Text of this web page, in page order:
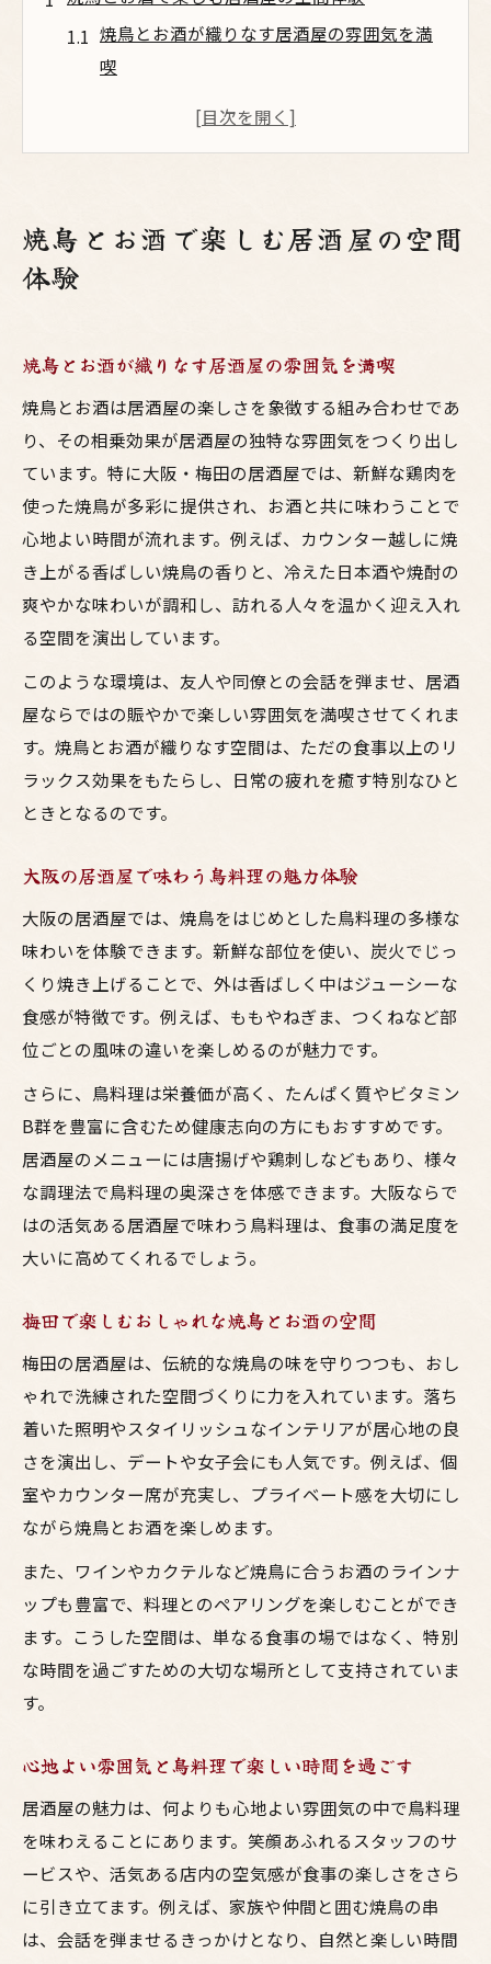
焼鳥とお酒が織りなす居酒屋の雰囲気を満
喫
大阪の居酒屋で味わう鳥料理の魅力体験
焼鳥を囲む大阪居酒屋ならではの空間演出
大阪の鳥料理がもたらす心地よい雰囲気
堪能
居酒屋で味わう楽しい焼鳥と鳥料理の調和
梅田の居酒屋で感じる鳥料理の温かい雰囲
気
おしゃれな空間で味わう焼鳥とお酒の魅力
居酒屋文化で味わう焼鳥の楽しみ方
居酒屋文化が育む焼鳥とお酒の楽しみ方
梅田の居酒屋で体験する鳥料理の多彩な味
わい
大阪の焼鳥を囲む楽しい雰囲気の過ごし方
焼鳥とお酒で広がる居酒屋の食事スタイル
鳥料理とお酒が彩る居酒屋文化の魅力
梅田で鳥料理を囲む楽しい時間を満喫
鳥料理を囲んで楽しむ梅田の居酒屋体験
焼鳥とお酒で過ごす梅田の楽しいひととき
大阪の雰囲気を感じる梅田の鳥料理の魅力
居酒屋で味わう鳥料理と楽しい食事時間
お酒と焼鳥で広がる健康的なひととき
焼鳥とお酒で健康的な食事を楽しむ方法
大阪の居酒屋で味わう焼鳥の健康効果
鳥料理を選ぶポイントとお酒の相性のコツ
梅田の焼鳥居酒屋で健康的に楽しむ秘訣
焼鳥は体に良い？健康志向のお酒の選び方
焼鳥の魅力はなぜ居酒屋で人気なのか
大阪の焼鳥が多くの人に愛される理由を解
説
鳥料理とお酒が織りなす居酒屋の魅力とは
焼鳥の人気を支える楽しい雰囲気の秘密
梅田で味わう焼鳥と居酒屋文化の魅力
焼鳥とお酒で楽しむ居酒屋の空間
体験
焼鳥とお酒が織りなす居酒屋の雰囲気を満喫
焼鳥とお酒は居酒屋の楽しさを象徴する組み合わせであ
り、その相乗効果が居酒屋の独特な雰囲気をつくり出し
ています。特に大阪・梅田の居酒屋では、新鮮な鶏肉を
使った焼鳥が多彩に提供され、お酒と共に味わうことで
心地よい時間が流れます。例えば、カウンター越しに焼
き上がる香ばしい焼鳥の香りと、冷えた日本酒や焼酎の
爽やかな味わいが調和し、訪れる人々を温かく迎え入れ
る空間を演出しています。
このような環境は、友人や同僚との会話を弾ませ、居酒
屋ならではの賑やかで楽しい雰囲気を満喫させてくれま
す。焼鳥とお酒が織りなす空間は、ただの食事以上のリ
ラックス効果をもたらし、日常の疲れを癒す特別なひと
ときとなるのです。
大阪の居酒屋で味わう鳥料理の魅力体験
大阪の居酒屋では、焼鳥をはじめとした鳥料理の多様な
味わいを体験できます。新鮮な部位を使い、炭火でじっ
くり焼き上げることで、外は香ばしく中はジューシーな
食感が特徴です。例えば、ももやねぎま、つくねなど部
位ごとの風味の違いを楽しめるのが魅力です。
さらに、鳥料理は栄養価が高く、たんぱく質やビタミン
B群を豊富に含むため健康志向の方にもおすすめです。
居酒屋のメニューには唐揚げや鶏刺しなどもあり、様々
な調理法で鳥料理の奥深さを体感できます。大阪ならで
はの活気ある居酒屋で味わう鳥料理は、食事の満足度を
大いに高めてくれるでしょう。
梅田で楽しむおしゃれな焼鳥とお酒の空間
梅田の居酒屋は、伝統的な焼鳥の味を守りつつも、おし
ゃれで洗練された空間づくりに力を入れています。落ち
着いた照明やスタイリッシュなインテリアが居心地の良
さを演出し、デートや女子会にも人気です。例えば、個
室やカウンター席が充実し、プライベート感を大切にし
ながら焼鳥とお酒を楽しめます。
また、ワインやカクテルなど焼鳥に合うお酒のラインナ
ップも豊富で、料理とのペアリングを楽しむことができ
ます。こうした空間は、単なる食事の場ではなく、特別
な時間を過ごすための大切な場所として支持されていま
す。
心地よい雰囲気と鳥料理で楽しい時間を過ごす
居酒屋の魅力は、何よりも心地よい雰囲気の中で鳥料理
を味わえることにあります。笑顔あふれるスタッフのサ
ービスや、活気ある店内の空気感が食事の楽しさをさら
に引き立てます。例えば、家族や仲間と囲む焼鳥の串
は、会話を弾ませるきっかけとなり、自然と楽しい時間